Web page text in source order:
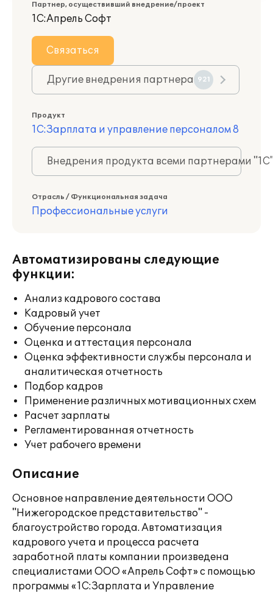
Партнер, осуществивший внедрение/проект
1С:Апрель Софт
Связаться
Другие внедрения партнера 921
Продукт
1С:Зарплата и управление персоналом 8
Внедрения продукта всеми партнерами
Отрасль / Функциональная задача
Профессиональные услуги
Автоматизированы следующие
функции:
Анализ кадрового состава
Кадровый учет
Обучение персонала
Оценка и аттестация персонала
Оценка эффективности службы персонала и
аналитическая отчетность
Подбор кадров
Применение различных мотивационных схем
Расчет зарплаты
Регламентированная отчетность
Учет рабочего времени
Описание
Основное направление деятельности ООО
"Нижегородское представительство" -
благоустройство города. Автоматизация
кадрового учета и процесса расчета
заработной платы компании произведена
специалистами ООО «Апрель Софт» с помощью
программы «1С:Зарплата и Управление